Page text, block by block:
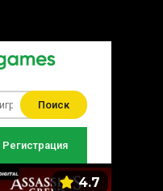
Поиск
Регистрация
4.7